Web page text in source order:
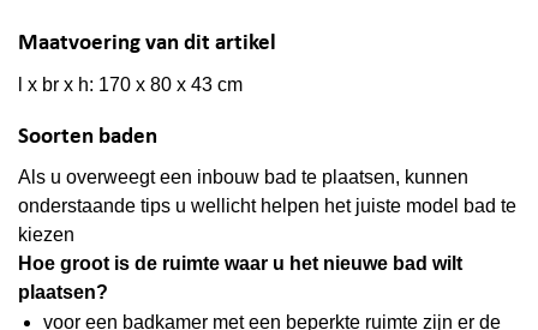
Maatvoering van dit artikel
l x br x h: 170 x 80 x 43 cm
Soorten baden
Als u overweegt een inbouw bad te plaatsen, kunnen
onderstaande tips u wellicht helpen het juiste model bad te
kiezen
Hoe groot is de ruimte waar u het nieuwe bad wilt
plaatsen?
voor een badkamer met een beperkte ruimte zijn er de